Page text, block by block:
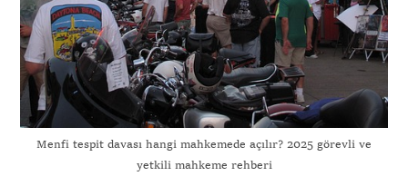
Menfi tespit davası hangi mahkemede açılır? 2025 görevli ve
yetkili mahkeme rehberi